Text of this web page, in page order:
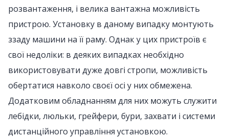
розвантаження, і велика вантажна можливість
пристрою. Установку в даному випадку монтують
ззаду машини на її раму. Однак у цих пристроїв є
свої недоліки: в деяких випадках необхідно
використовувати дуже довгі стропи, можливість
обертатися навколо своєї осі у них обмежена.
Додатковим обладнанням для них можуть служити
лебідки, люльки, грейфери, бури, захвати і системи
дистанційного управління установкою.